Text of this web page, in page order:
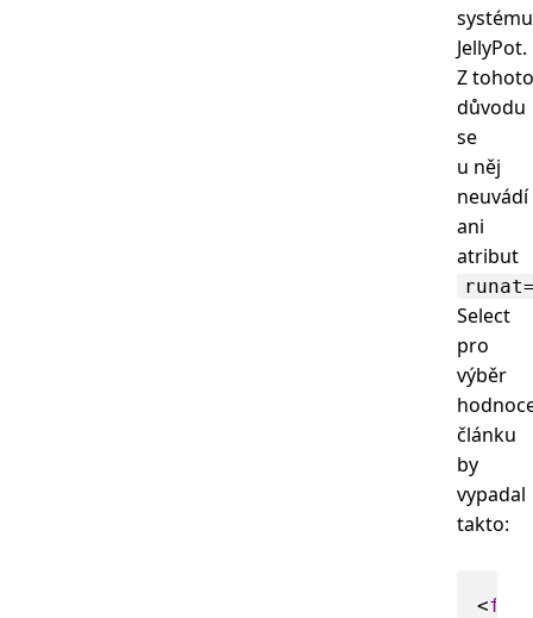
systému
JellyPot.
Z tohoto
důvodu
se
u něj
neuvádí
ani
atribut
Select
pro
výběr
článku
by
vypadal
takto:
<